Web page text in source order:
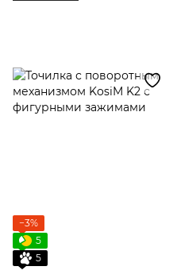
−3%
5
5